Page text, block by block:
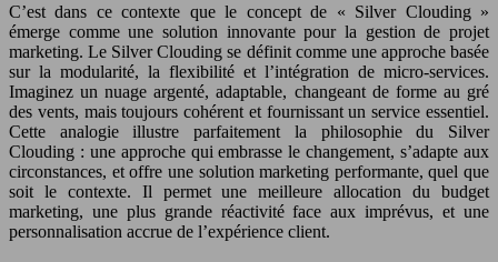
C’est dans ce contexte que le concept de « Silver Clouding »
émerge comme une solution innovante pour la gestion de projet
marketing. Le Silver Clouding se définit comme une approche basée
sur la modularité, la flexibilité et l’intégration de micro-services.
Imaginez un nuage argenté, adaptable, changeant de forme au gré
des vents, mais toujours cohérent et fournissant un service essentiel.
Cette analogie illustre parfaitement la philosophie du Silver
Clouding : une approche qui embrasse le changement, s’adapte aux
circonstances, et offre une solution marketing performante, quel que
soit le contexte. Il permet une meilleure allocation du budget
marketing, une plus grande réactivité face aux imprévus, et une
personnalisation accrue de l’expérience client.